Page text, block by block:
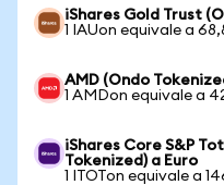
iShares Gold Trust
1 IAUon equivale a
AMD (Ondo
1 AMDon equivale a
iShares Core S&P
Tokenized) a Euro
1 ITOTon equivale a